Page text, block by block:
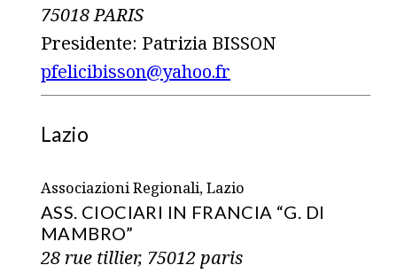
75018 PARIS
Presidente: Patrizia BISSON
pfelicibisson@yahoo.fr
Lazio
Associazioni Regionali, Lazio
ASS. CIOCIARI IN FRANCIA “G. DI
MAMBRO”
28 rue tillier, 75012 paris